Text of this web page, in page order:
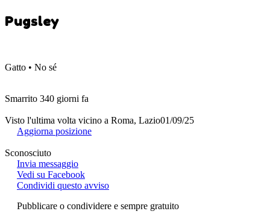
Pugsley
Gatto • No sé
Smarrito 340 giorni fa
Visto l'ultima volta vicino a Roma, Lazio01/09/25
Aggiorna posizione
Sconosciuto
Invia messaggio
Vedi su Facebook
Condividi questo avviso
Pubblicare o condividere e sempre gratuito